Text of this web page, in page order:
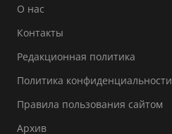
О нас
Контакты
Редакционная политика
Политика конфиденциальности
Правила пользования сайтом
Архив